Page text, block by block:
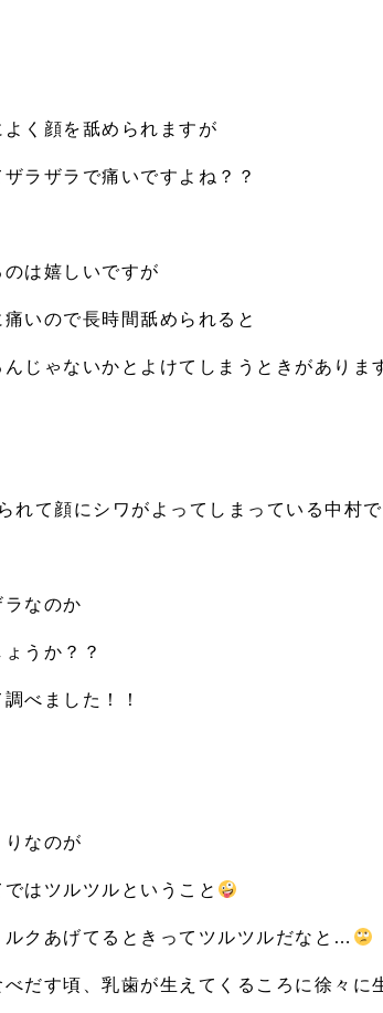
よく顔を舐められますが
ラザラで痛いですよね？？
は嬉しいですが
いので長時間舐められると
んじゃないかとよけてしまうときがありま
れて顔にシワがよってしまっている中村で
なのか
うか？？
べました！！
りなのが
はツルツルということ
ルクあげてるときってツルツルだなと…
だす頃、乳歯が生えてくるころに徐々に